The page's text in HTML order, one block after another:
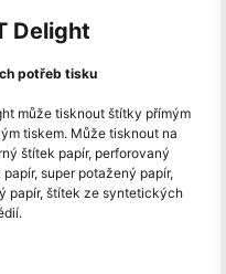
Delight
potřeb tisku
může tisknout štítky přímým
tiskem. Může tisknout na
štítek papír, perforovaný
super potažený papír,
papír, štítek ze syntetických